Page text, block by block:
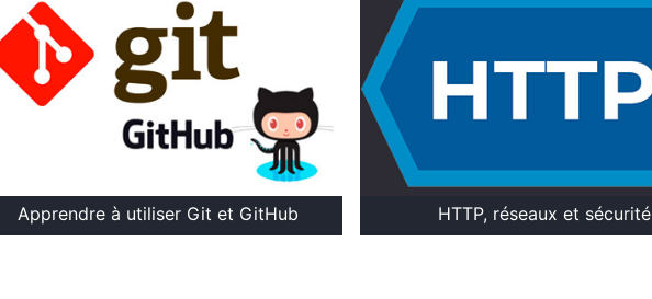
Apprendre à utiliser Git et GitHub HTTP, réseaux et sécurité